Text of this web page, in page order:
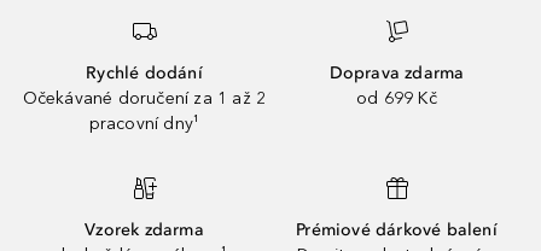
Rychlé dodání
Očekávané doručení za 1 až 2
pracovní dny¹
Doprava zdarma
od 699 Kč
Vzorek zdarma
Prémiové dárkové balení